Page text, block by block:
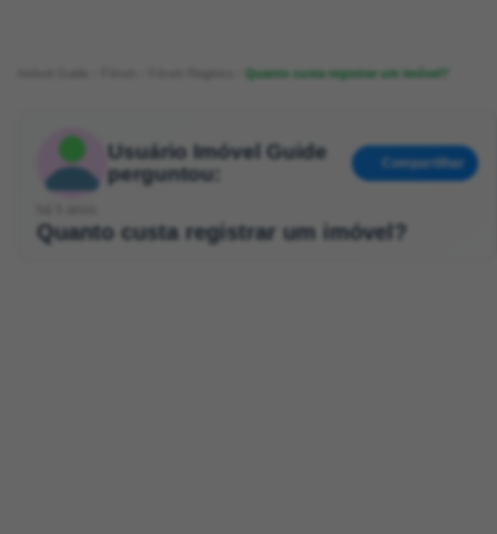
Quanto custa registrar um imóvel?
Usuário Imóvel Guide
perguntou:
Compartilhar
Quanto custa registrar um imóvel?